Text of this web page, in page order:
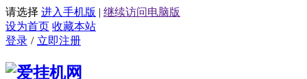
请选择 进入手机版 | 继续访问电脑版
设为首页 收藏本站
登录 / 立即注册